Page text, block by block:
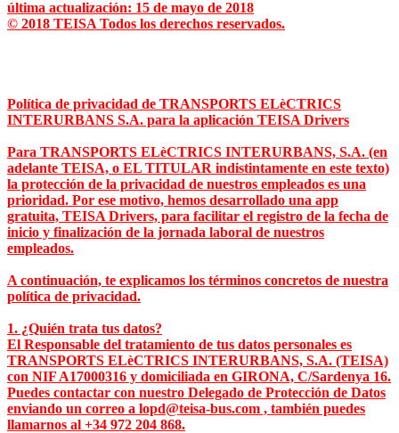
última actualización: 15 de mayo de 2018
© 2018 TEISA Todos los derechos reservados.
Política de privacidad de TRANSPORTS ELèCTRICS
INTERURBANS S.A. para la aplicación TEISA Drivers
Para TRANSPORTS ELèCTRICS INTERURBANS, S.A. (en
adelante TEISA, o EL TITULAR indistintamente en este texto)
la protección de la privacidad de nuestros empleados es una
prioridad. Por ese motivo, hemos desarrollado una app
gratuita, TEISA Drivers, para facilitar el registro de la fecha de
inicio y finalización de la jornada laboral de nuestros
empleados.
A continuación, te explicamos los términos concretos de nuestra
política de privacidad.
1. ¿Quién trata tus datos?
El Responsable del tratamiento de tus datos personales es
TRANSPORTS ELèCTRICS INTERURBANS, S.A. (TEISA)
con NIF A17000316 y domiciliada en GIRONA, C/Sardenya 16.
Puedes contactar con nuestro Delegado de Protección de Datos
enviando un correo a lopd@teisa-bus.com , también puedes
llamarnos al +34 972 204 868.